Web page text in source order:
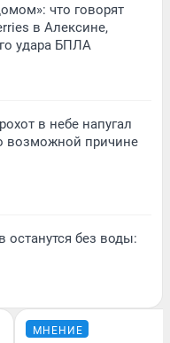
что говорят
в Алексине,
удара БПЛА
в небе напугал
возможной причине
останутся без воды:
МНЕНИЕ